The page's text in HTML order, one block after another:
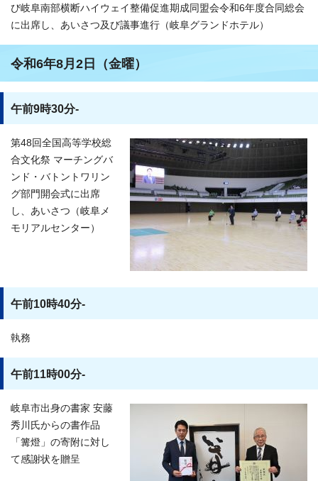
び岐阜南部横断ハイウェイ整備促進期成同盟会令和6年度合同総会
に出席し、あいさつ及び議事進行（岐阜グランドホテル）
令和6年8月2日（金曜）
午前9時30分-
第48回全国高等学校総
合文化祭 マーチングバ
ンド・バトントワリン
グ部門開会式に出席
し、あいさつ（岐阜メ
モリアルセンター）
午前10時40分-
執務
午前11時00分-
岐阜市出身の書家 安藤
秀川氏からの書作品
「篝燈」の寄附に対し
て感謝状を贈呈